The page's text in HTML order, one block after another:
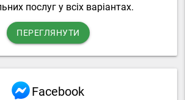
послуг у всіх варіантах.
ПЕРЕГЛЯНУТИ
Facebook